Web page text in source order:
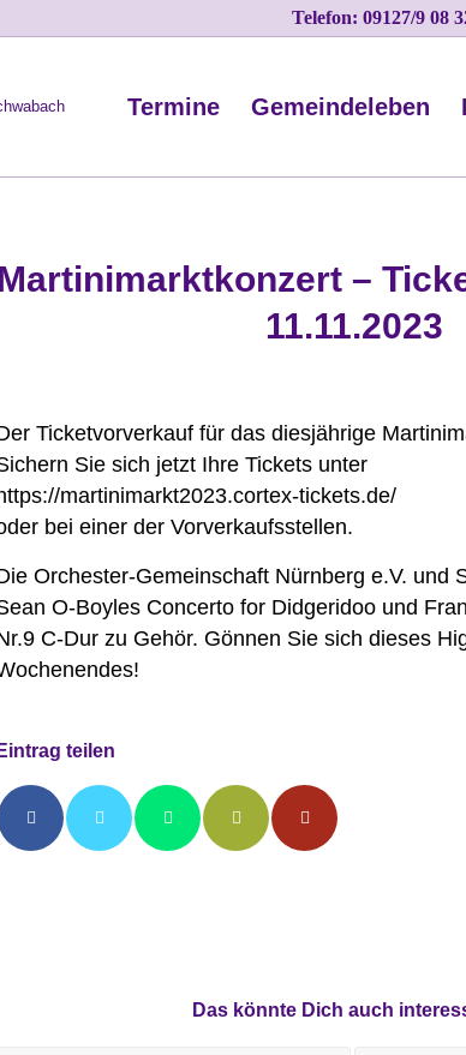
Telefon: 09127/9 08
Termine Gemeindeleben
Martinimarktkonzert –
11.11.2023
Ticketvorverkauf für das diesjährige
Sie sich jetzt Ihre Tickets unter
martinimarkt2023.cortex-tickets.de/
bei einer der Vorverkaufsstellen.
Orchester-Gemeinschaft Nürnberg e.V. und
O-Boyles Concerto for Didgeridoo und
C-Dur zu Gehör. Gönnen Sie sich dieses
Eintrag teilen
Das könnte Dich auch